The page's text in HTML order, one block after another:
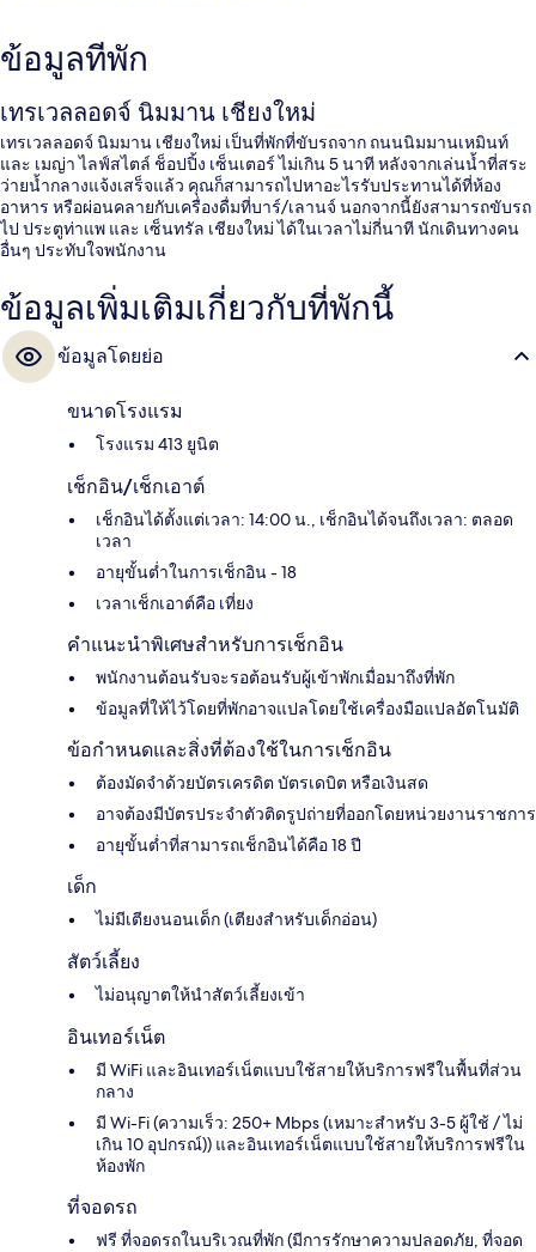
ข้อมูลที่พัก
เทรเวลลอดจ์ นิมมาน เชียงใหม่
เทรเวลลอดจ์ นิมมาน เชียงใหม่ เป็นที่พักที่ขับรถจาก ถนนนิมมานเหมินท์
และ เมญ่า ไลฟ์สไตล์ ช็อปปิ้ง เซ็นเตอร์ ไม่เกิน 5 นาที หลังจากเล่นน้ำที่สระ
ว่ายน้ำกลางแจ้งเสร็จแล้ว คุณก็สามารถไปหาอะไรรับประทานได้ที่ห้อง
อาหาร หรือผ่อนคลายกับเครื่องดื่มที่บาร์/เลานจ์ นอกจากนี้ยังสามารถขับรถ
ไป ประตูท่าแพ และ เซ็นทรัล เชียงใหม่ ได้ในเวลาไม่กี่นาที นักเดินทางคน
อื่นๆ ประทับใจพนักงาน
ข้อมูลเพิ่มเติมเกี่ยวกับที่พักนี้
ข้อมูลโดยย่อ
ขนาดโรงแรม
โรงแรม 413 ยูนิต
เช็กอิน/เช็กเอาต์
เช็กอินได้ตั้งแต่เวลา: 14:00 น., เช็กอินได้จนถึงเวลา: ตลอด
เวลา
อายุขั้นต่ำในการเช็กอิน - 18
เวลาเช็กเอาต์คือ เที่ยง
คำแนะนำพิเศษสำหรับการเช็กอิน
พนักงานต้อนรับจะรอต้อนรับผู้เข้าพักเมื่อมาถึงที่พัก
ข้อมูลที่ให้ไว้โดยที่พักอาจแปลโดยใช้เครื่องมือแปลอัตโนมัติ
ข้อกำหนดและสิ่งที่ต้องใช้ในการเช็กอิน
ต้องมัดจำด้วยบัตรเครดิต บัตรเดบิต หรือเงินสด
อาจต้องมีบัตรประจำตัวติดรูปถ่ายที่ออกโดยหน่วยงานราชการ
อายุขั้นต่ำที่สามารถเช็กอินได้คือ 18 ปี
เด็ก
ไม่มีเตียงนอนเด็ก (เตียงสำหรับเด็กอ่อน)
สัตว์เลี้ยง
ไม่อนุญาตให้นำสัตว์เลี้ยงเข้า
อินเทอร์เน็ต
มี WiFi และอินเทอร์เน็ตแบบใช้สายให้บริการฟรีในพื้นที่ส่วน
กลาง
มี Wi-Fi (ความเร็ว: 250+ Mbps (เหมาะสำหรับ 3-5 ผู้ใช้ / ไม่
เกิน 10 อุปกรณ์)) และอินเทอร์เน็ตแบบใช้สายให้บริการฟรีใน
ห้องพัก
ที่จอดรถ
ฟรี ที่จอดรถในบริเวณที่พัก (มีการรักษาความปลอดภัย, ที่จอด